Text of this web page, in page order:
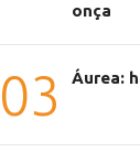
onça
03 Áurea: